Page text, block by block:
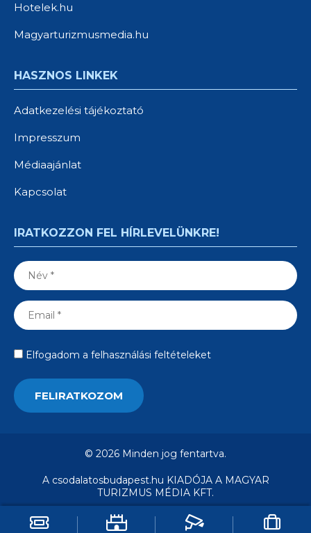
Hotelek.hu
Magyarturizmusmedia.hu
HASZNOS LINKEK
Adatkezelési tájékoztató
Impresszum
Médiaajánlat
Kapcsolat
IRATKOZZON FEL HÍRLEVELÜNKRE!
Elfogadom a felhasználási feltételeket
© 2026 Minden jog fentartva.
A csodalatosbudapest.hu KIADÓJA A MAGYAR
TURIZMUS MÉDIA KFT.